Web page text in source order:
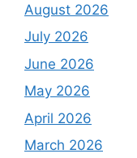
August 2026
July 2026
June 2026
May 2026
April 2026
March 2026